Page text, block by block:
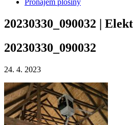
Pronájem plošiny
20230330_090032 |
20230330_090032
24. 4. 2023